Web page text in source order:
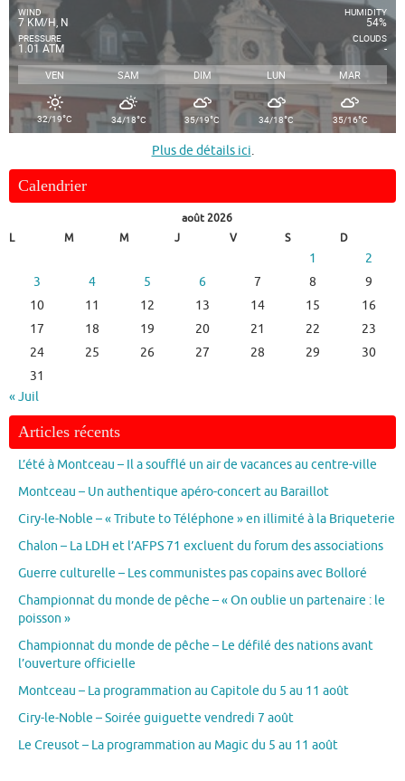
WIND
7 KM/H, N
PRESSURE
1.01 ATM
HUMIDITY
54%
CLOUDS
-
VEN SAM DIM LUN MAR
32/19°C 34/18°C 35/19°C 34/18°C 35/16°C
Plus de détails ici.
Calendrier
août 2026
L
M M J V S D
1
2
3
4 5 6 7 8
9
10
11 12 13 14 15
16
17
18 19 20 21 22
23
24
25 26 27 28 29
30
31
« Juil
Articles récents
L’été à Montceau – Il a soufflé un air de vacances au centre-ville
Montceau – Un authentique apéro-concert au Baraillot
Ciry-le-Noble – « Tribute to Téléphone » en illimité à la Briqueterie
Chalon – La LDH et l’AFPS 71 excluent du forum des associations
Guerre culturelle – Les communistes pas copains avec Bolloré
Championnat du monde de pêche – « On oublie un partenaire : le
poisson »
Championnat du monde de pêche – Le défilé des nations avant
l’ouverture officielle
Montceau – La programmation au Capitole du 5 au 11 août
Ciry-le-Noble – Soirée guiguette vendredi 7 août
Le Creusot – La programmation au Magic du 5 au 11 août